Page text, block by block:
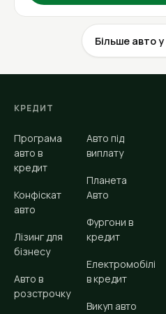
Більше авто
КРЕДИТ
Програма
авто в
кредит
Конфіскат
авто
Лізинг для
бізнесу
Авто в
розстрочку
Авто під
виплату
Планета
Авто
Фургони в
кредит
Електромобілі
в кредит
Викуп авто